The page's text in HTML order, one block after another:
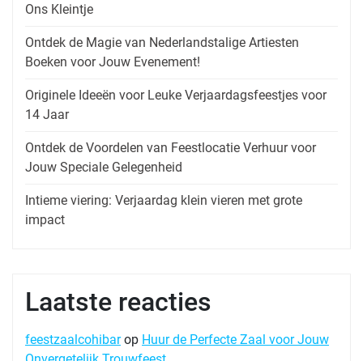
Ons Kleintje
Ontdek de Magie van Nederlandstalige Artiesten
Boeken voor Jouw Evenement!
Originele Ideeën voor Leuke Verjaardagsfeestjes voor
14 Jaar
Ontdek de Voordelen van Feestlocatie Verhuur voor
Jouw Speciale Gelegenheid
Intieme viering: Verjaardag klein vieren met grote
impact
Laatste reacties
feestzaalcohibarop Huur de Perfecte Zaal voor Jouw